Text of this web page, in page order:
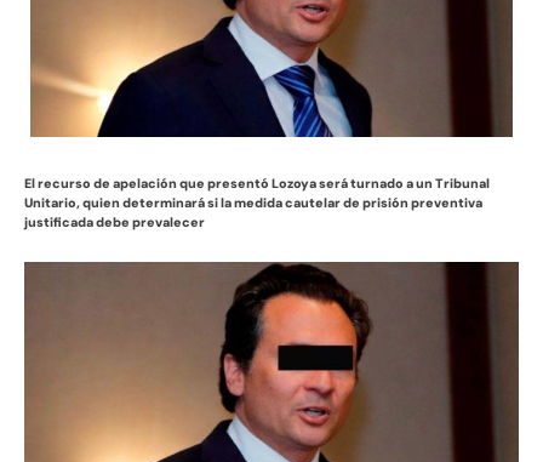
El recurso de apelación que presentó Lozoya será turnado a un Tribunal
Unitario, quien determinará si la medida cautelar de prisión preventiva
justificada debe prevalecer